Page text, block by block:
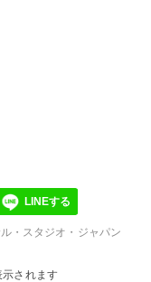
LINEする
・スタジオ・ジャパン
されます